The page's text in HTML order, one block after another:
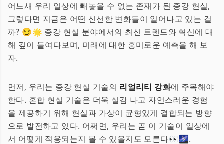
어느새 우리 일상에 빼놓을 수 없는 존재가 된 증강 현실,
그렇다면 지금은 어떤 신선한 변화들이 일어나고 있는 걸
까? 😏🌟 증강 현실 분야에서의 최신 트렌드와 혁신에 대
해 깊이 들여다보며, 미래에 대한 흥미로운 예측을 해 보
자.
먼저, 우리는 증강 현실 기술의 리얼리티 강화에 주목해야
한다. 혼합 현실 기술은 더욱 실감 나고 자연스러운 경험
을 제공하기 위해 현실과 가상이 균형있게 결합되는 방향
으로 발전하고 있다. 어쩌면, 우리는 곧 이 기술이 일상에
서 어떻게 적용되는지 볼 수 있을지도 모른다👀🌌.